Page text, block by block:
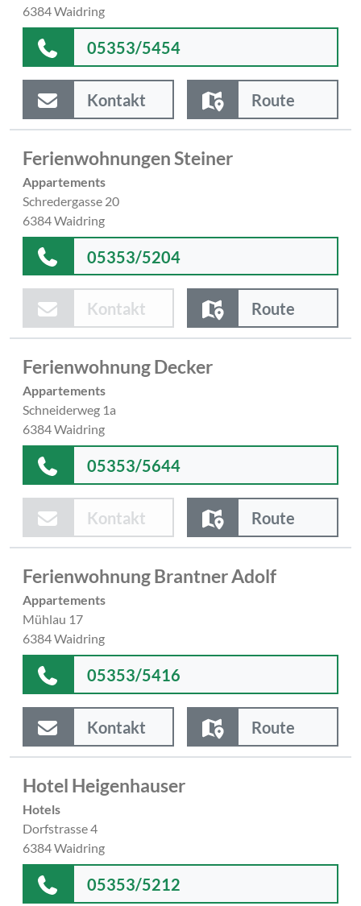
6384 Waidring
05353/5454
Kontakt Route
Ferienwohnungen Steiner
Appartements
Schredergasse 20
6384 Waidring
05353/5204
Kontakt Route
Ferienwohnung Decker
Appartements
Schneiderweg 1a
6384 Waidring
05353/5644
Kontakt Route
Ferienwohnung Brantner Adolf
Appartements
Mühlau 17
6384 Waidring
05353/5416
Kontakt Route
Hotel Heigenhauser
Hotels
Dorfstrasse 4
6384 Waidring
05353/5212